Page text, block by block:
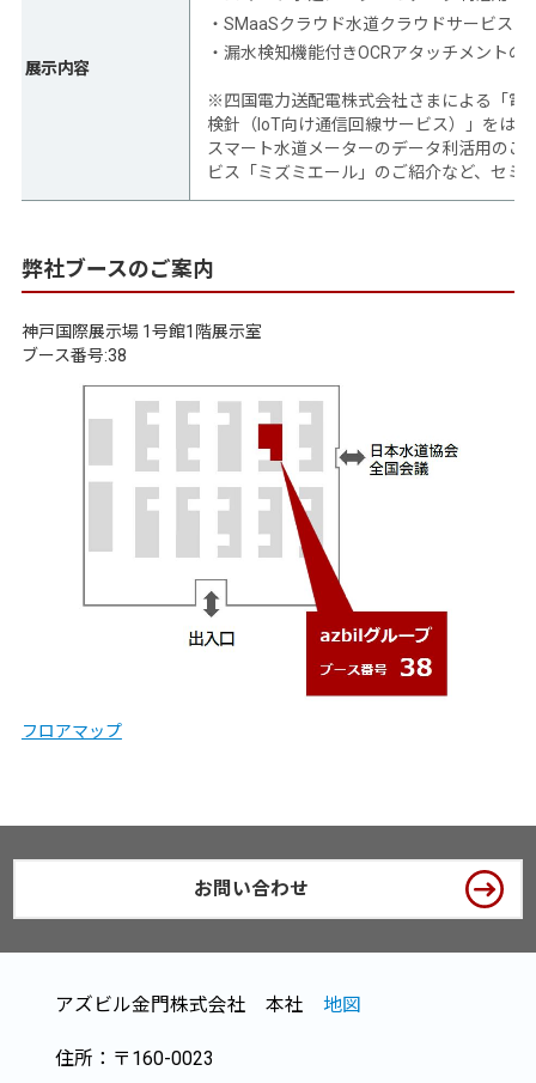
展示内容
・SMaaSクラウド水道クラウドサービス
・漏水検知機能付きOCRアタッチメントの
※四国電力送配電株式会社さまによる「電
検針（IoT向け通信回線サービス）」をはじ
スマート水道メーターのデータ利活用の
ビス「ミズミエール」のご紹介など、セミ
弊社ブースのご案内
神戸国際展示場 1号館1階展示室
ブース番号:38
フロアマップ
お問い合わせ
アズビル金門株式会社 本社地図
住所：〒160-0023